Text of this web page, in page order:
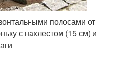
полосами от
с нахлестом (15 см) и